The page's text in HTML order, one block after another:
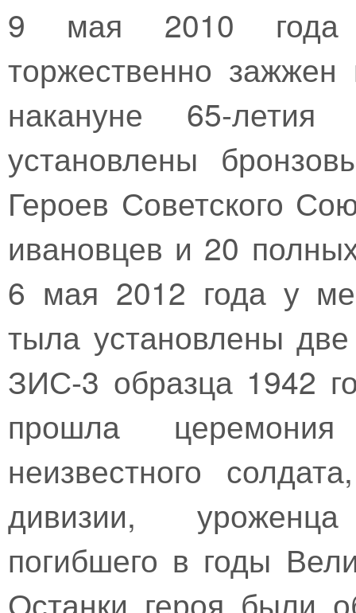
9 мая 2010 года
торжественно
накануне 65-
установлены
Героев Советского
ивановцев и 20
6 мая 2012 года у
тыла установлены
ЗИС-3 образца 1942
прошла церемония
неизвестного
дивизии,
погибшего в годы
Останки героя были